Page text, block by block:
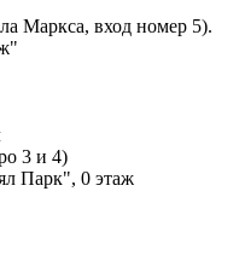
Маркса, вход номер 5).
3 и 4)
Парк", 0 этаж